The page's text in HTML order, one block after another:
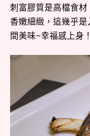
刺富膠質是高檔食
香嫩細緻，這幾乎
間美味~幸福感上身